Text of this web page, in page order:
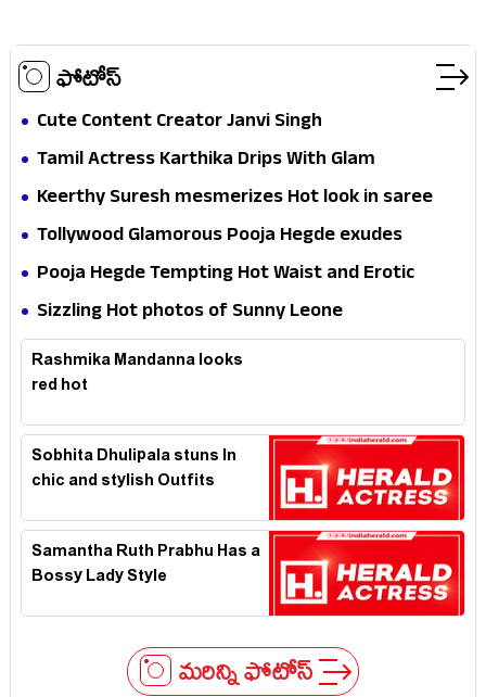
ఫోటోస్
Cute Content Creator Janvi Singh
Tamil Actress Karthika Drips With Glam
Keerthy Suresh mesmerizes Hot look in saree
Tollywood Glamorous Pooja Hegde exudes
Hotness
Pooja Hegde Tempting Hot Waist and Erotic
Expression in Black Saree
Sizzling Hot photos of Sunny Leone
Rashmika Mandanna looks
red hot
Sobhita Dhulipala stuns In
chic and stylish Outfits
Samantha Ruth Prabhu Has a
Bossy Lady Style
మరిన్ని ఫోటోస్